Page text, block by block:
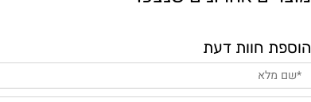
אחרונים שנצפו
דעת